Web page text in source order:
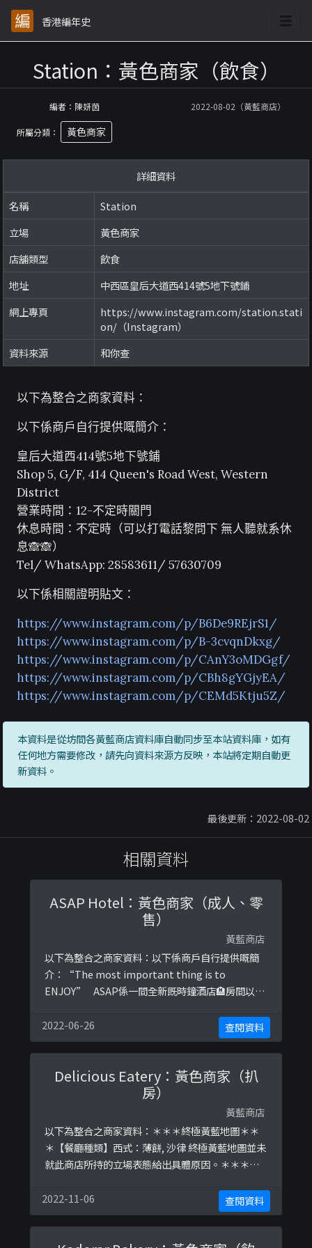
香港編年史
Station：黃色商家（飲食）
編者：陳妍茵 2022-08-02（黃藍商店）
所屬分類： 黃色商家
詳細資料
名稱
Station
立場
黃色商家
店舖類型
飲食
地址
中西區皇后大道西414號5地下號鋪
網上專頁
https://www.instagram.com/station.stati
on/（Instagram）
資料來源
和你查
以下為整合之商家資料：
以下係商戶自行提供嘅簡介：
皇后大道西414號5地下號鋪
Shop 5, G/F, 414 Queen's Road West, Western
District
營業時間：12-不定時關門
休息時間：不定時（可以打電話黎問下 無人聽就系休
息🙈🙈）
Tel/ WhatsApp: 28583611/ 57630709
以下係相關證明貼文：
https://www.instagram.com/p/B6De9REjrS1/
https://www.instagram.com/p/B-3cvqnDkxg/
https://www.instagram.com/p/CAnY3oMDGgf/
https://www.instagram.com/p/CBh8gYGjyEA/
https://www.instagram.com/p/CEMd5Ktju5Z/
本資料是從坊間各黃藍商店資料庫自動同步至本站資料庫，如有
任何地方需要修改，請先向資料來源方反映，本站將定期自動更
新資料。
最後更新：2022-08-02
相關資料
ASAP Hotel：黃色商家（成人、零
售）
黃藍商店
以下為整合之商家資料：以下係商戶自行提供嘅簡
介：“The most important thing is to
ENJOY”⠀ASAP係一間全新既時鐘酒店🏨房間以顏
👩‍❤️‍👩👨‍❤️‍👨可以直接whatsapp我地book房😘⠀📞852
97076962 / 852 69013721以下係相關證明貼文：
https://www.faceb ...
2022-06-26 查閱資料
Delicious Eatery：黃色商家（扒
房）
黃藍商店
以下為整合之商家資料：＊＊＊終極黃藍地圖＊＊
＊【餐廳種類】西式：薄餅, 沙律 終極黃藍地圖並未
就此商店所持的立場表態給出具體原因。＊＊＊和
道8號，榮英大廈地下Tel:21523232以下係相關證
明貼文：
https://www.facebook.com/deeatery/photos/
2022-11-06 查閱資料